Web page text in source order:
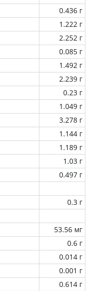
0.436 г
1.222 г
2.252 г
0.085 г
1.492 г
2.239 г
0.23 г
1.049 г
3.278 г
1.144 г
1.189 г
1.03 г
0.497 г
0.3 г
53.56 мг
0.6 г
0.014 г
0.001 г
0.614 г